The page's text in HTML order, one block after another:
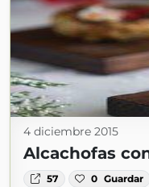
4 diciembre 2015
Alcachofas
57 0 Guardar